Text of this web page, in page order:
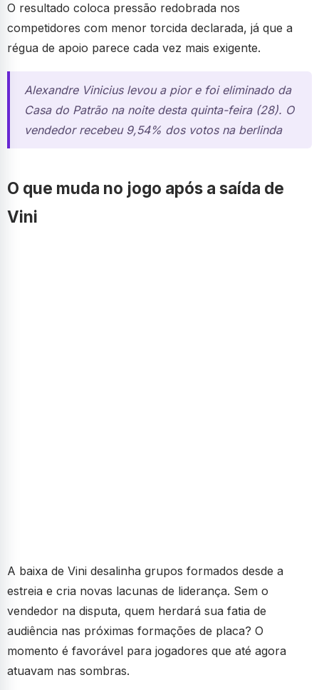
O resultado coloca pressão redobrada nos
competidores com menor torcida declarada, já que a
régua de apoio parece cada vez mais exigente.
Alexandre Vinicius levou a pior e foi eliminado da
Casa do Patrão na noite desta quinta-feira (28). O
vendedor recebeu 9,54% dos votos na berlinda
O que muda no jogo após a saída de
Vini
A baixa de Vini desalinha grupos formados desde a
estreia e cria novas lacunas de liderança. Sem o
vendedor na disputa, quem herdará sua fatia de
audiência nas próximas formações de placa? O
momento é favorável para jogadores que até agora
atuavam nas sombras.